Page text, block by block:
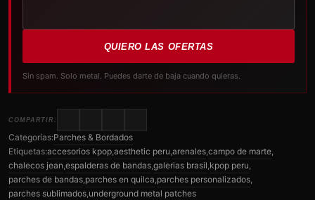
QUIERO LAS OFERTAS
Sin spam. Solo metal. Puedes darte de baja cuando quieras.
COMPARTIR:
Categorías:Parches & Bordados
Etiquetas:accesorios kpop,aesthetic peru,arenales,campo de marte,
chalecos jean,espalderas de bandas,galerias brasil,kpop peru,
parches de bandas,parches en quilca,parches personalizados,
parches sublimados,underground metal patches